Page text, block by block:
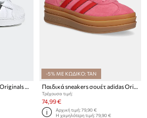
-5% ΜΕ ΚΩΔΙΚΟ: TAN
Τρέχουσα τιμή:
74,99 €
Αρχική τιμή:79,90 €
Η χαμηλότερη τιμή:79,90 €